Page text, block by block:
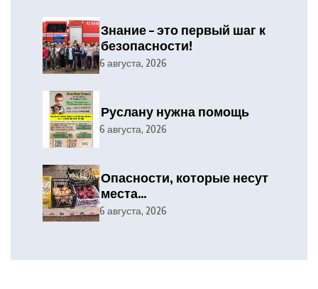
Знание – это первый шаг к
безопасности!
6 августа, 2026
Руслану нужна помощь
6 августа, 2026
Опасности, которые несут
места
несанкционированной
6 августа, 2026